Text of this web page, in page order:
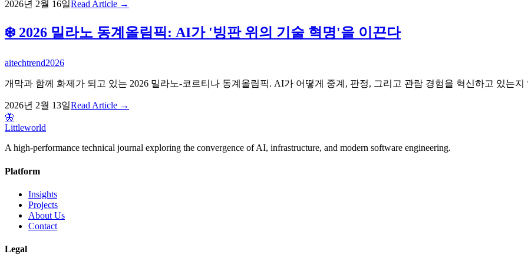
2026년 2월 16일Read Article →
❄️ 2026 밀라노 동계올림픽: AI가 '빙판 위의 기술 혁명'을 이끈다
aitechtrend2026
개막과 함께 화제가 되고 있는 2026 밀라노-코르티나 동계올림픽. AI가 어떻게 중계, 판정, 그리고 관람 경험을 혁신하고 있는지
2026년 2월 13일Read Article →
🦋
Littleworld
A high-performance technical journal exploring the convergence of AI, infrastructure, and modern software engineering.
Platform
Insights
Projects
About Us
Contact
Legal